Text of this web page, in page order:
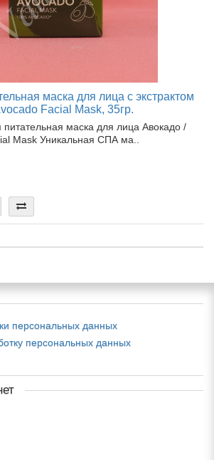
маска для лица с экстрактом
Facial Mask, 35гр.
питательная маска для лица Авокадо /
Mask Уникальная СПА ма..
персональных данных
персональных данных